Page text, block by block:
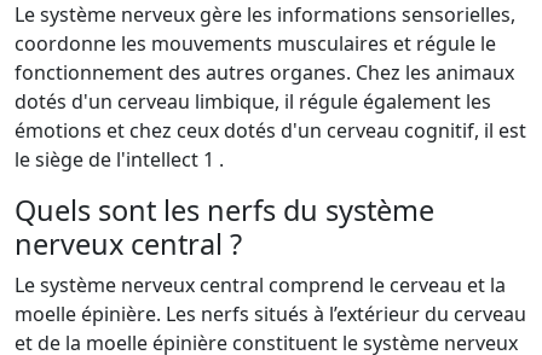
Le système nerveux gère les informations sensorielles,
coordonne les mouvements musculaires et régule le
fonctionnement des autres organes. Chez les animaux
dotés d'un cerveau limbique, il régule également les
émotions et chez ceux dotés d'un cerveau cognitif, il est
le siège de l'intellect 1 .
Quels sont les nerfs du système
nerveux central ?
Le système nerveux central comprend le cerveau et la
moelle épinière. Les nerfs situés à l’extérieur du cerveau
et de la moelle épinière constituent le système nerveux